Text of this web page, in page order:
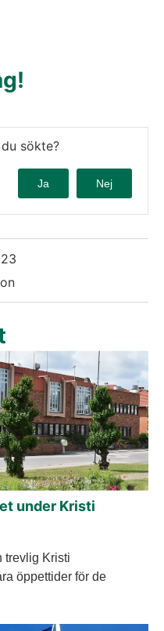
sökte?
Ja Nej
under Kristi
trevlig Kristi
öppettider för de